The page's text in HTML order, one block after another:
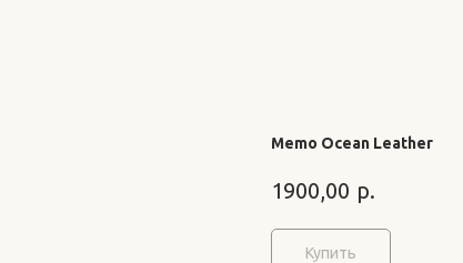
Memo Ocean Leather
1900,00 р.
Купить